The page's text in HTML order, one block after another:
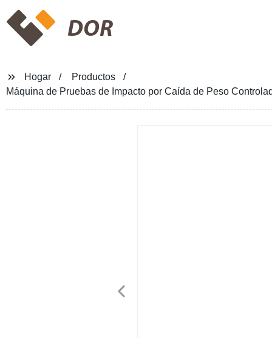
DOR
Hogar
Productos
Máquina de Pruebas de Impacto por Caída de Peso